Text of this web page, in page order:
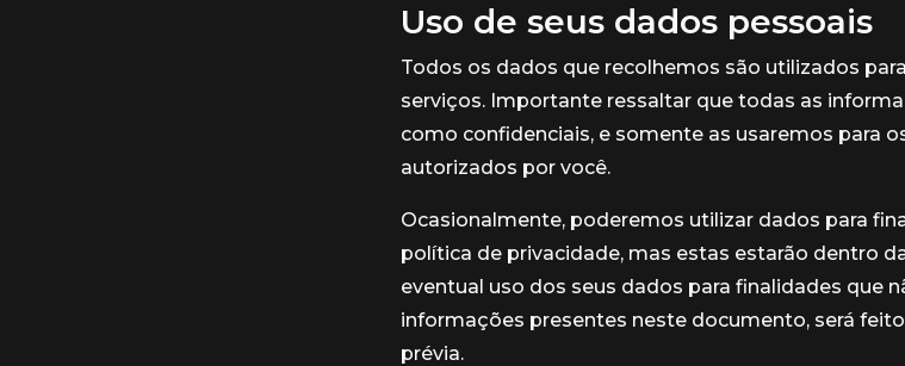
Uso de seus dados pessoais
Todos os dados que recolhemos são utilizados
serviços. Importante ressaltar que todas as
como confidenciais, e somente as usaremos para
autorizados por você.
Ocasionalmente, poderemos utilizar dados para
política de privacidade, mas estas estarão dentro
eventual uso dos seus dados para finalidades que
informações presentes neste documento, será
prévia.